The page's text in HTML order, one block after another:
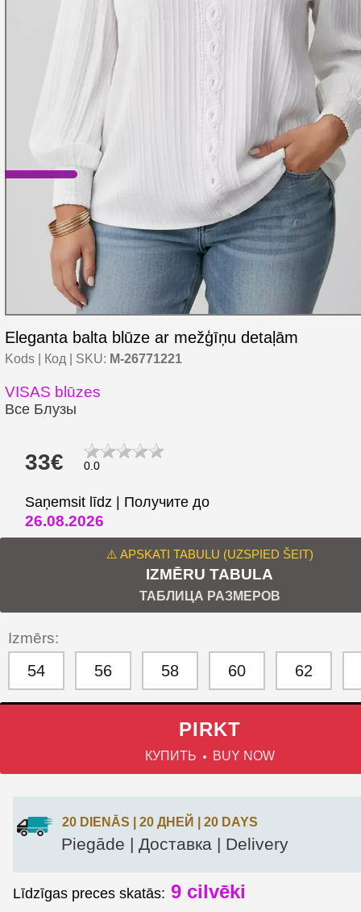
Eleganta balta blūze ar mežģīņu detaļām
Kods | Код | SKU: M-26771221
VISAS blūzes
Все Блузы
33€ 0.0
Saņemsit līdz | Получите до
26.08.2026
⚠️ APSKATI TABULU (UZSPIED ŠEIT)
IZMĒRU TABULA
ТАБЛИЦА РАЗМЕРОВ
Izmērs:
54 56 58 60 62
PIRKT
КУПИТЬ BUY NOW
20 DIENĀS | 20 ДНЕЙ | 20 DAYS
Piegāde | Доставка | Delivery
Līdzīgas preces skatās: 9 cilvēki